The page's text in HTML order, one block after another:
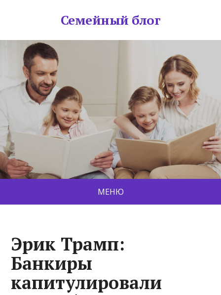
Семейный блог
МЕНЮ
Эрик Трамп:
Банкиры
капитулировали